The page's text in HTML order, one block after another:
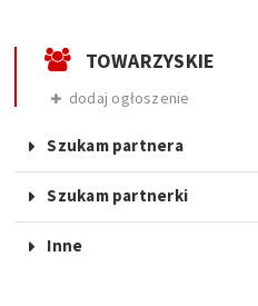
TOWARZYSKIE
dodaj ogłoszenie
Szukam partnera
Szukam partnerki
Inne